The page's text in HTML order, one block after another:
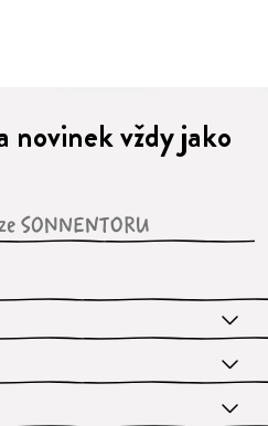
novinek vždy jako